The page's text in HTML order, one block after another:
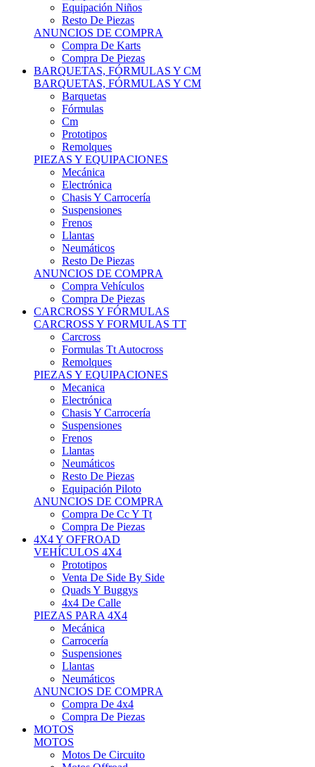
Equipación Niños
Resto De Piezas
ANUNCIOS DE COMPRA
Compra De Karts
Compra De Piezas
BARQUETAS, FÓRMULAS Y CM
BARQUETAS, FÓRMULAS Y CM
Barquetas
Fórmulas
Cm
Prototipos
Remolques
PIEZAS Y EQUIPACIONES
Mecánica
Electrónica
Chasis Y Carrocería
Suspensiones
Frenos
Llantas
Neumáticos
Resto De Piezas
ANUNCIOS DE COMPRA
Compra Vehículos
Compra De Piezas
CARCROSS Y FÓRMULAS
CARCROSS Y FORMULAS TT
Carcross
Formulas Tt Autocross
Remolques
PIEZAS Y EQUIPACIONES
Mecanica
Electrónica
Chasis Y Carrocería
Suspensiones
Frenos
Llantas
Neumáticos
Resto De Piezas
Equipación Piloto
ANUNCIOS DE COMPRA
Compra De Cc Y Tt
Compra De Piezas
4X4 Y OFFROAD
VEHÍCULOS 4X4
Prototipos
Venta De Side By Side
Quads Y Buggys
4x4 De Calle
PIEZAS PARA 4X4
Mecánica
Carrocería
Suspensiones
Llantas
Neumáticos
ANUNCIOS DE COMPRA
Compra De 4x4
Compra De Piezas
MOTOS
MOTOS
Motos De Circuito